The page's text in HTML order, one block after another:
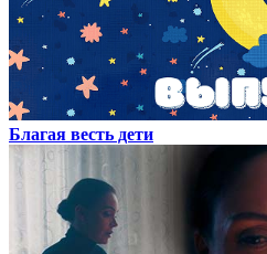
Благая весть дети